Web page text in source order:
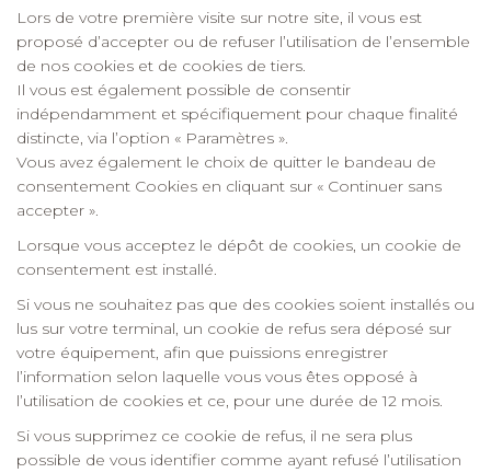
Lors de votre première visite sur notre site, il vous est
proposé d’accepter ou de refuser l’utilisation de l’ensemble
de nos cookies et de cookies de tiers.
Il vous est également possible de consentir
indépendamment et spécifiquement pour chaque finalité
distincte, via l’option « Paramètres ».
Vous avez également le choix de quitter le bandeau de
consentement Cookies en cliquant sur « Continuer sans
accepter ».
Lorsque vous acceptez le dépôt de cookies, un cookie de
consentement est installé.
Si vous ne souhaitez pas que des cookies soient installés ou
lus sur votre terminal, un cookie de refus sera déposé sur
votre équipement, afin que puissions enregistrer
l’information selon laquelle vous vous êtes opposé à
l’utilisation de cookies et ce, pour une durée de 12 mois.
Si vous supprimez ce cookie de refus, il ne sera plus
possible de vous identifier comme ayant refusé l’utilisation